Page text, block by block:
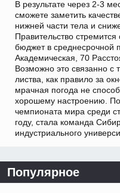
В результате через 2-3
сможете заметить
нижней части тела и
Правительство
бюджет в среднесрочной
Академическая, 70
Возможно это связанно с
листва, как правило за
мрачная погода не
хорошему настроению.
чемпионата мира среди
году, стала команда
индустриального
Популярное